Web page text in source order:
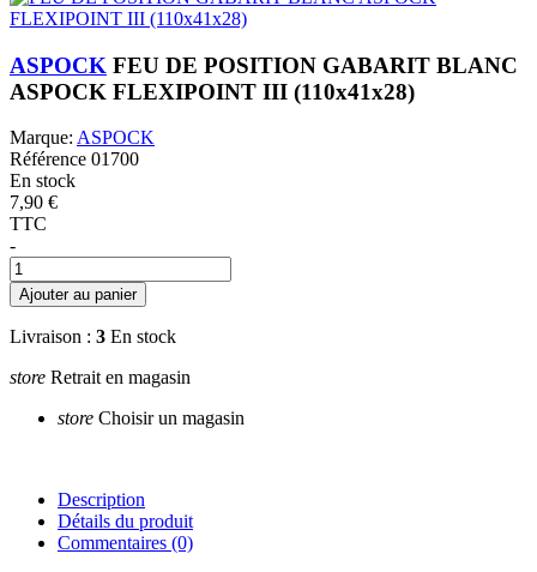
ASPOCK FEU DE POSITION GABARIT BLANC
ASPOCK FLEXIPOINT III (110x41x28)
Marque: ASPOCK
Référence 01700
En stock
7,90 €
TTC
-
Ajouter au panier
Livraison : 3 En stock
store Retrait en magasin
store Choisir un magasin
Description
Détails du produit
Commentaires (0)